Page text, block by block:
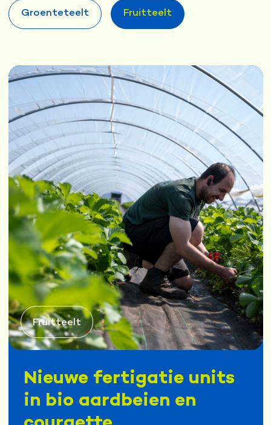
Groenteteelt Fruitteelt
Fruitteelt
Nieuwe fertigatie units
in bio aardbeien en